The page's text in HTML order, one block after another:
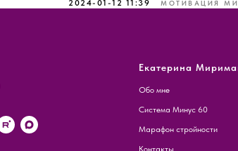
2024-01-12 11:39 МОТИВАЦИЯ
Екатерина
Обо мне
Система Минус 60
Марафон стройности
Контакты